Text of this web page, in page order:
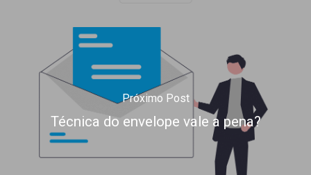
Próximo Post
Técnica do envelope vale a pena?